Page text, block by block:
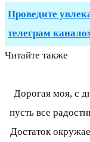
Проведите
телеграм
Читайте также
Дорогая моя, с
пусть все
Достаток